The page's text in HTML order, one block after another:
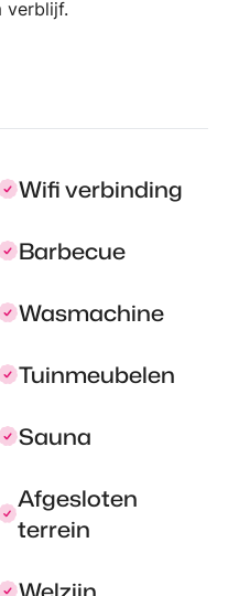
verblijf.
Wifi verbinding
Barbecue
Wasmachine
Tuinmeubelen
Sauna
Afgesloten
terrein